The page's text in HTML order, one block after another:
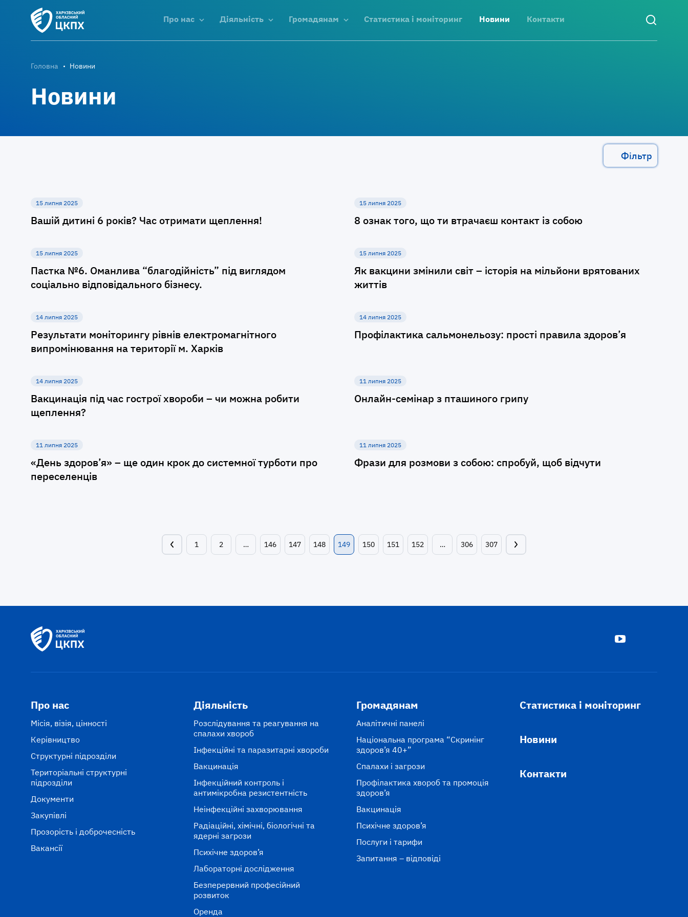
Про нас Діяльність Громадянам Статистика і моніторинг Новини Контакти
Головна Новини
Новини
Фільтр
15 липня 2025
Вашій дитині 6 років? Час отримати щеплення!
15 липня 2025
8 ознак того, що ти втрачаєш контакт із собою
15 липня 2025
Пастка №6. Оманлива “благодійність” під виглядом
соціально відповідального бізнесу.
15 липня 2025
Як вакцини змінили світ – історія на мільйони врятованих
життів
14 липня 2025
Результати моніторингу рівнів електромагнітного
випромінювання на території м. Харків
14 липня 2025
Профілактика сальмонельозу: прості правила здоров’я
14 липня 2025
Вакцинація під час гострої хвороби – чи можна робити
щеплення?
11 липня 2025
Онлайн-семінар з пташиного грипу
11 липня 2025
«День здоров’я» – ще один крок до системної турботи про
переселенців
11 липня 2025
Фрази для розмови з собою: спробуй, щоб відчути
1 2 … 146 147 148 149 150 151 152 … 306 307
Про нас
Місія, візія, цінності
Керівництво
Структурні підрозділи
Територіальні структурні
підрозділи
Документи
Закупівлі
Прозорість і доброчесність
Вакансії
Діяльність
Розслідування та реагування на
спалахи хвороб
Інфекційні та паразитарні хвороби
Вакцинація
Інфекційний контроль і
антимікробна резистентність
Неінфекційні захворювання
Радіаційні, хімічні, біологічні та
ядерні загрози
Психічне здоров’я
Лабораторні дослідження
Безперервний професійний
розвиток
Оренда
Громадянам
Аналітичні панелі
Національна програма “Скринінг
здоров’я 40+”
Спалахи і загрози
Профілактика хвороб та промоція
здоров’я
Вакцинація
Психічне здоров’я
Послуги і тарифи
Запитання – відповіді
Статистика і моніторинг
Новини
Контакти